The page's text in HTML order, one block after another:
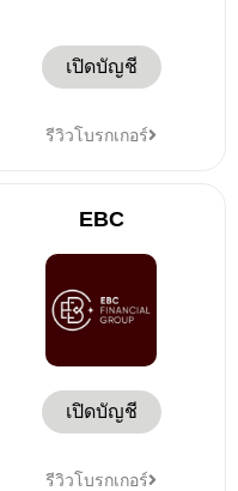
เปิดบัญชี
รีวิวโบรกเกอร์
EBC
เปิดบัญชี
รีวิวโบรกเกอร์